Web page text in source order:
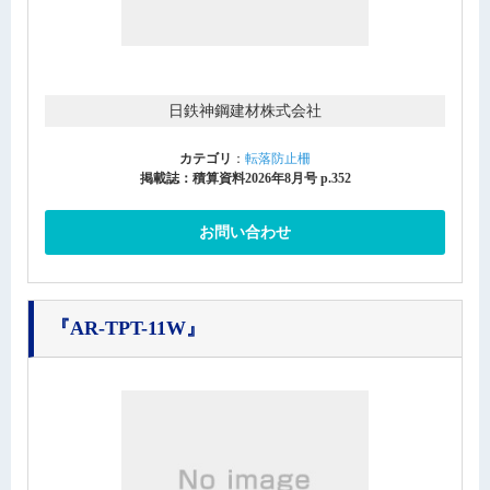
日鉄神鋼建材株式会社
カテゴリ ： 転落防止柵
掲載誌：積算資料2026年8月号 p.352
お問い合わせ
『AR-TPT-11W』